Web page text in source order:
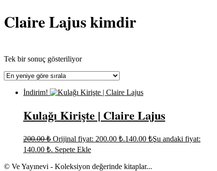
Claire Lajus kimdir
Tek bir sonuç gösteriliyor
İndirim!
Kulağı Kirişte | Claire Lajus
200.00₺ Orijinal fiyat: 200.00 ₺.140.00 ₺Şu andaki fiyat:
140.00 ₺. Sepete Ekle
© Ve Yayınevi - Koleksiyon değerinde kitaplar...